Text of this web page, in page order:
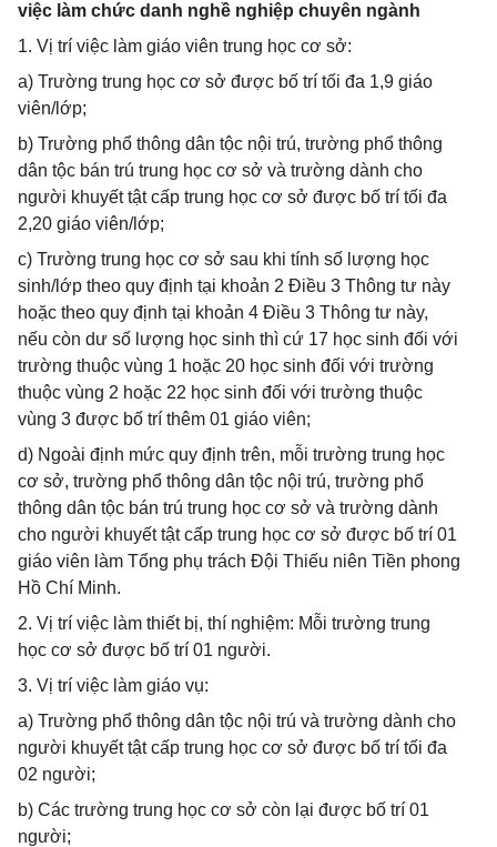
việc làm chức danh nghề nghiệp chuyên ngành
1. Vị trí việc làm giáo viên trung học cơ sở:
a) Trường trung học cơ sở được bố trí tối đa 1,9 giáo
viên/lớp;
b) Trường phổ thông dân tộc nội trú, trường phổ thông
dân tộc bán trú trung học cơ sở và trường dành cho
người khuyết tật cấp trung học cơ sở được bố trí tối đa
2,20 giáo viên/lớp;
c) Trường trung học cơ sở sau khi tính số lượng học
sinh/lớp theo quy định tại khoản 2 Điều 3 Thông tư này
hoặc theo quy định tại khoản 4 Điều 3 Thông tư này,
nếu còn dư số lượng học sinh thì cứ 17 học sinh đối với
trường thuộc vùng 1 hoặc 20 học sinh đối với trường
thuộc vùng 2 hoặc 22 học sinh đối với trường thuộc
vùng 3 được bố trí thêm 01 giáo viên;
d) Ngoài định mức quy định trên, mỗi trường trung học
cơ sở, trường phổ thông dân tộc nội trú, trường phổ
thông dân tộc bán trú trung học cơ sở và trường dành
cho người khuyết tật cấp trung học cơ sở được bố trí 01
giáo viên làm Tổng phụ trách Đội Thiếu niên Tiền phong
Hồ Chí Minh.
2. Vị trí việc làm thiết bị, thí nghiệm: Mỗi trường trung
học cơ sở được bố trí 01 người.
3. Vị trí việc làm giáo vụ:
a) Trường phổ thông dân tộc nội trú và trường dành cho
người khuyết tật cấp trung học cơ sở được bố trí tối đa
02 người;
b) Các trường trung học cơ sở còn lại được bố trí 01
người;